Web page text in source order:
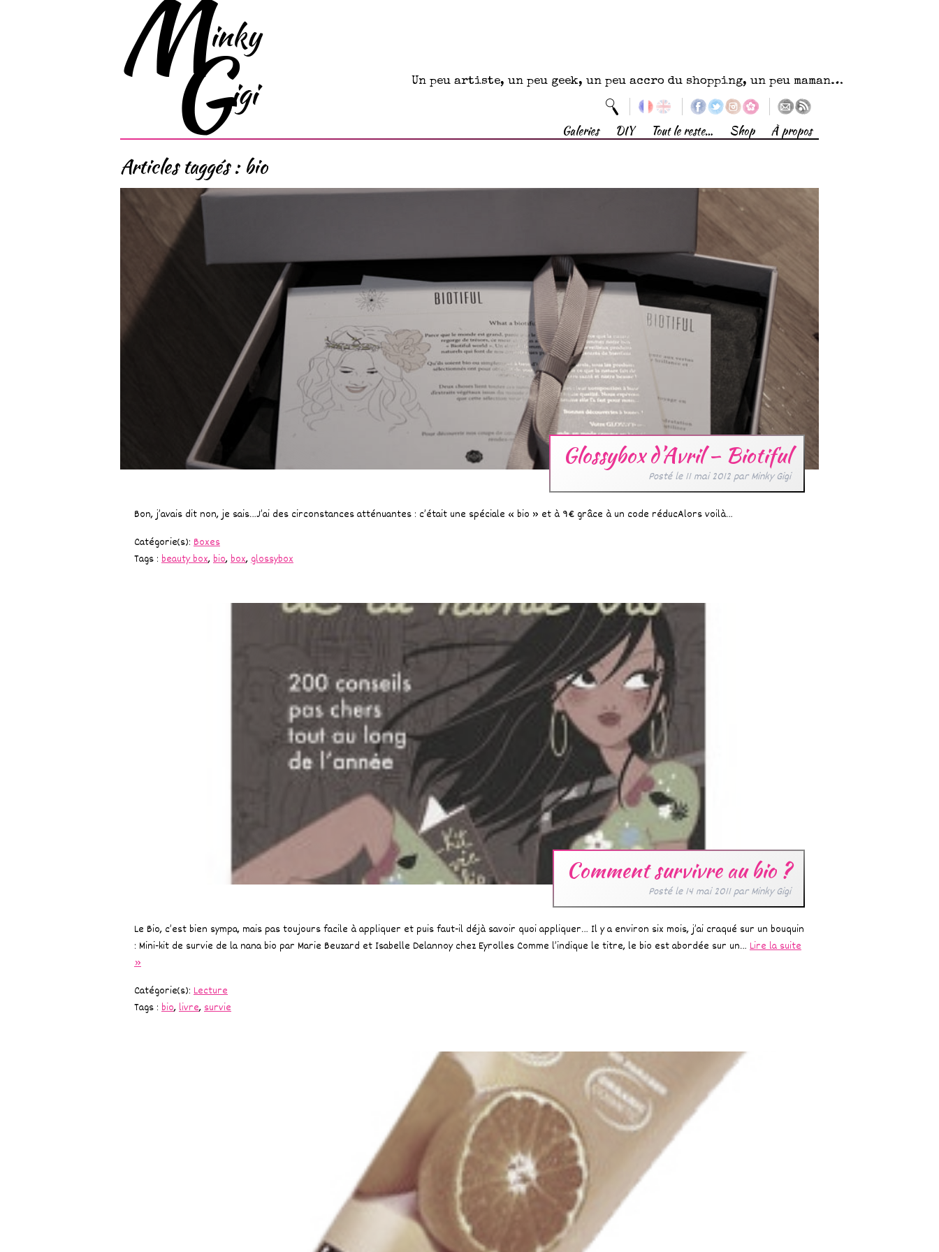
Un peu artiste, un peu geek, un peu accro du shopping, un peu maman…
Galeries DIY Tout le reste… Shop À propos
Articles taggés :bio
Glossybox d’Avril – Biotiful
Posté le11 mai 2012parMinky Gigi
Bon, j’avais dit non, je sais…J’ai des circonstances atténuantes : c’était une spéciale « bio » et à 9€ grâce à un code réducAlors voilà…
Catégorie(s): Boxes
Tags : beauty box,bio,box,glossybox
Comment survivre au bio ?
Posté le14 mai 2011parMinky Gigi
Le Bio, c’est bien sympa, mais pas toujours facile à appliquer et puis faut-il déjà savoir quoi appliquer… Il y a environ six mois, j’ai craqué sur un bouquin
: Mini-kit de survie de la nana bio par Marie Beuzard et Isabelle Delannoy chez Eyrolles Comme l’indique le titre, le bio est abordée sur un… Lire la suite
»
Catégorie(s): Lecture
Tags : bio,livre,survie